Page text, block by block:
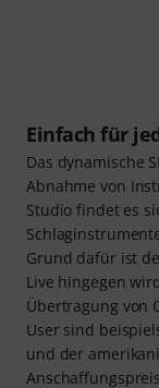
Einfach für
Das dynamische
Abnahme von
Studio findet es
Grund dafür ist
Live hingegen
Übertragung von
User sind
und der